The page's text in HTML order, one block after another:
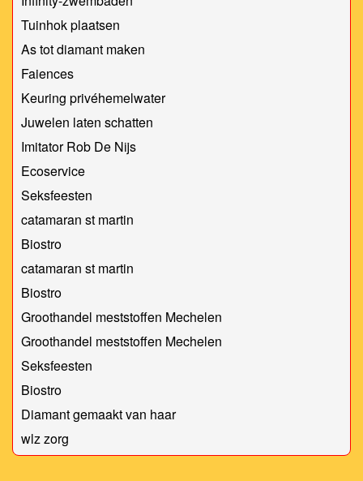
Tuinhok plaatsen
As tot diamant maken
Faiences
Keuring privéhemelwater
Juwelen laten schatten
Imitator Rob De Nijs
Ecoservice
Seksfeesten
catamaran st martin
Biostro
catamaran st martin
Biostro
Groothandel meststoffen Mechelen
Groothandel meststoffen Mechelen
Seksfeesten
Biostro
Diamant gemaakt van haar
wlz zorg